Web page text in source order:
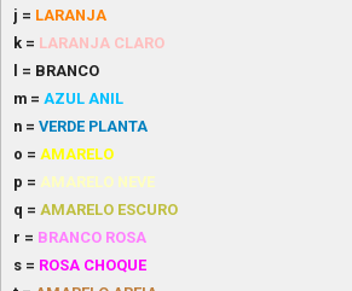
j = LARANJA
k = LARANJA CLARO
l = BRANCO
m = AZUL ANIL
n = VERDE PLANTA
o = AMARELO
p = AMARELO NEVE
q = AMARELO ESCURO
r = BRANCO ROSA
s = ROSA CHOQUE